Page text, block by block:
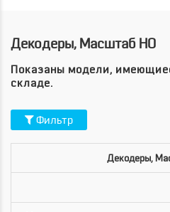
Декодеры, Масштаб HO
Показаны модели,
складе.
Фильтр
Декодеры,